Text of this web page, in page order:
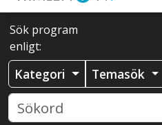
Sök program
enligt:
Kategori Temasök